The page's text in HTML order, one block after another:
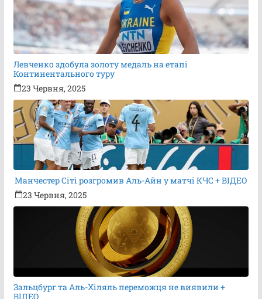
Левченко здобула золоту медаль на етапі
Континентального туру
23 Червня, 2025
Манчестер Сіті розгромив Аль-Айн у матчі КЧС + ВІДЕО
23 Червня, 2025
Зальцбург та Аль-Хіляль переможця не виявили +
ВІДЕО